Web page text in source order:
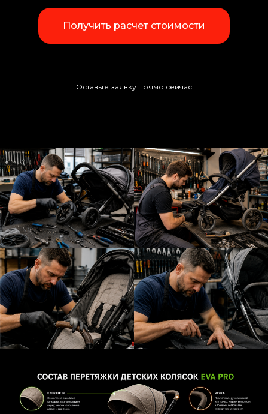
Получить расчет стоимости
Оставьте заявку прямо сейчас